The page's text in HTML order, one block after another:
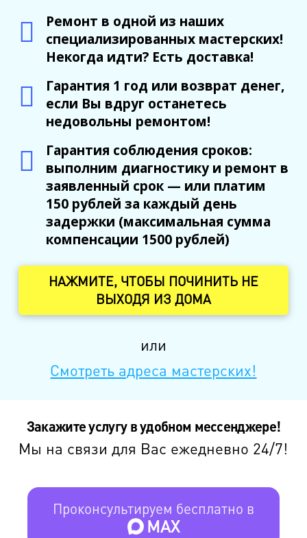
Ремонт в одной из наших
специализированных мастерских!
Некогда идти? Есть доставка!
Гарантия 1 год или возврат денег,
если Вы вдруг останетесь
недовольны ремонтом!
Гарантия соблюдения сроков:
выполним диагностику и ремонт в
заявленный срок — или платим
150 рублей за каждый день
задержки (максимальная сумма
компенсации 1500 рублей)
НАЖМИТЕ, ЧТОБЫ ПОЧИНИТЬ НЕ
ВЫХОДЯ ИЗ ДОМА
или
Смотреть адреса мастерских!
Закажите услугу в удобном мессенджере!
Мы на связи для Вас ежедневно 24/7!
Проконсультируем бесплатно в
MAX